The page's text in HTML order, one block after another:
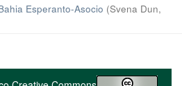
Esperanto-Asocio (Svena Dun,